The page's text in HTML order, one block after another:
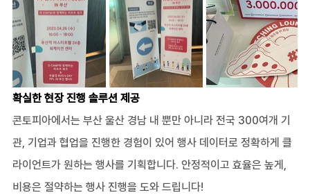
확실한 현장 진행 솔루션 제공
콘토피아에서는 부산 울산 경남 내 뿐만 아니라 전국 300여개 기
관, 기업과 협업을 진행한 경험이 있어 행사 데이터로 정확하게 클
라이언트가 원하는 행사를 기획합니다. 안정적이고 효율은 높게,
비용은 절약하는 행사 진행을 도와 드립니다!